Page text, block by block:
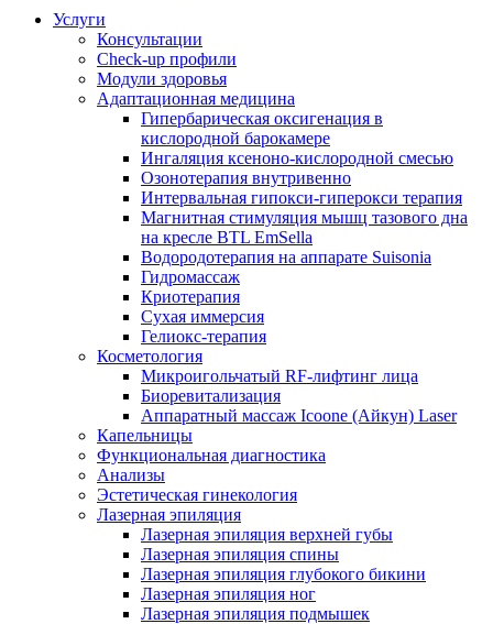
Услуги
Консультации
Check-up профили
Модули здоровья
Адаптационная медицина
Гипербарическая оксигенация в
кислородной барокамере
Ингаляция ксеноно-кислородной смесью
Озонотерапия внутривенно
Интервальная гипокси-гиперокси терапия
Магнитная стимуляция мышц тазового дна
на кресле BTL EmSella
Водородотерапия на аппарате Suisonia
Гидромассаж
Криотерапия
Сухая иммерсия
Гелиокс-терапия
Косметология
Микроигольчатый RF-лифтинг лица
Биоревитализация
Аппаратный массаж Icoone (Айкун) Laser
Капельницы
Функциональная диагностика
Анализы
Эстетическая гинекология
Лазерная эпиляция
Лазерная эпиляция верхней губы
Лазерная эпиляция спины
Лазерная эпиляция глубокого бикини
Лазерная эпиляция ног
Лазерная эпиляция подмышек